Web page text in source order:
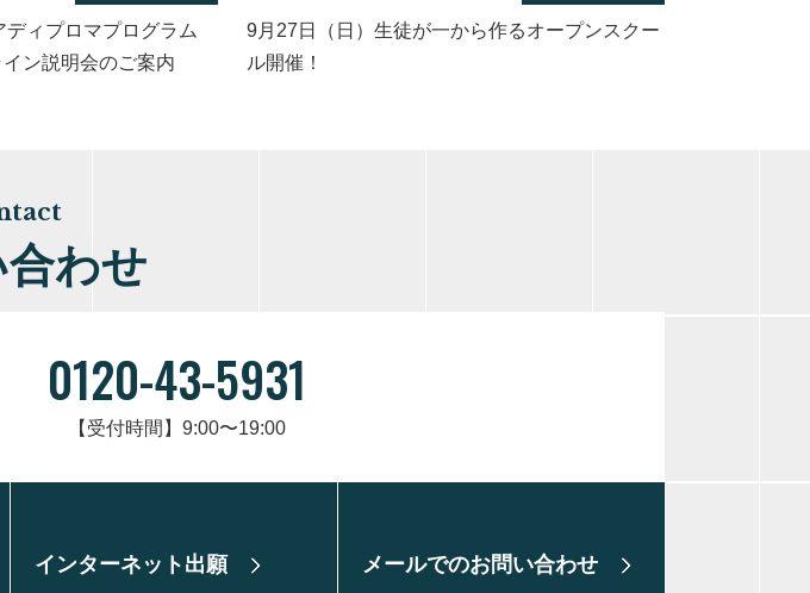
ィプロマプログラム
イン説明会のご案内
9月27日（日）生徒が一から作るオープンスクー
ル開催！
わせ
0120-43-5931
【受付時間】9:00〜19:00
インターネット出願 メールでのお問い合わせ